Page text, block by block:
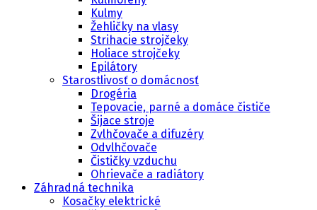
Kulmy
Žehličky na vlasy
Strihacie strojčeky
Holiace strojčeky
Epilátory
Starostlivosť o domácnosť
Drogéria
Tepovacie, parné a domáce čističe
Šijace stroje
Zvlhčovače a difuzéry
Odvlhčovače
Čističky vzduchu
Ohrievače a radiátory
Záhradná technika
Kosačky elektrické